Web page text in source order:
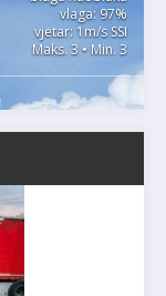
vlaga: 97%
vjetar: 1m/s SSI
Maks. 3 • Min. 3